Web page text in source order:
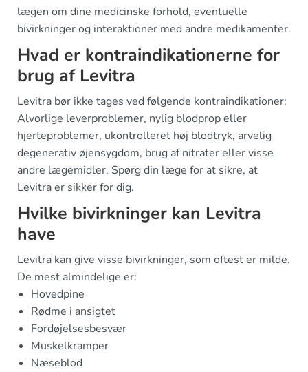
lægen om dine medicinske forhold, eventuelle
bivirkninger og interaktioner med andre medikamenter.
Hvad er kontraindikationerne for
brug af Levitra
Levitra bør ikke tages ved følgende kontraindikationer:
Alvorlige leverproblemer, nylig blodprop eller
hjerteproblemer, ukontrolleret høj blodtryk, arvelig
degenerativ øjensygdom, brug af nitrater eller visse
andre lægemidler. Spørg din læge for at sikre, at
Levitra er sikker for dig.
Hvilke bivirkninger kan Levitra
have
Levitra kan give visse bivirkninger, som oftest er milde.
De mest almindelige er:
Hovedpine
Rødme i ansigtet
Fordøjelsesbesvær
Muskelkramper
Næseblod